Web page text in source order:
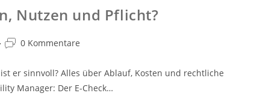
Nutzen und Pflicht?
0 Kommentare
er sinnvoll? Alles über Ablauf, Kosten und rechtliche
Manager: Der E-Check…